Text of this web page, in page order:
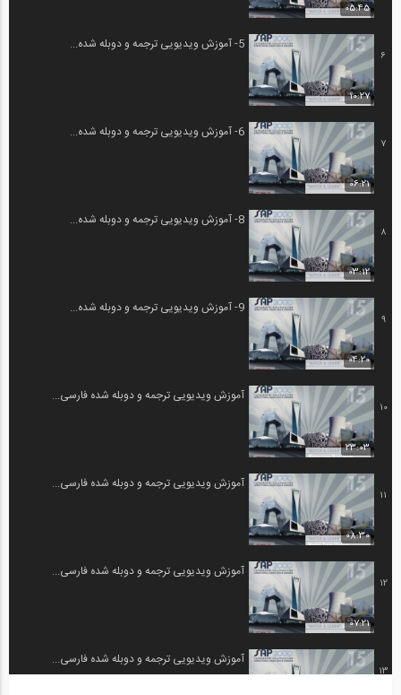
05:45
6
10:27
5- آموزش ویدیویی ترجمه و دوبله شده...
7
06:21
6- آموزش ویدیویی ترجمه و دوبله شده...
8
03:12
8- آموزش ویدیویی ترجمه و دوبله شده...
9
04:20
9- آموزش ویدیویی ترجمه و دوبله شده...
10
23:03
آموزش ویدیویی ترجمه و دوبله شده فارسی...
11
08:30
آموزش ویدیویی ترجمه و دوبله شده فارسی...
12
07:21
آموزش ویدیویی ترجمه و دوبله شده فارسی...
13
آموزش ویدیویی ترجمه و دوبله شده فارسی...